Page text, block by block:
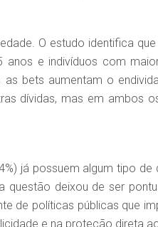
O estudo identifica
e indivíduos com
bets aumentam o
dívidas, mas em ambos
já possuem algum tipo de
questão deixou de ser
de políticas públicas que
e na proteção direta